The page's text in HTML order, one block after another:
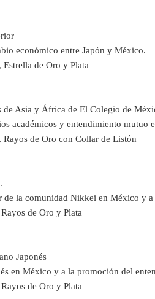
económico entre Japón y México.
de Oro y Plata
de Asia y África de El Colegio de
académicos y entendimiento mutuo
de Oro con Collar de Listón
la comunidad Nikkei en México y
de Oro y Plata
Japonés
en México y a la promoción del
de Oro y Plata